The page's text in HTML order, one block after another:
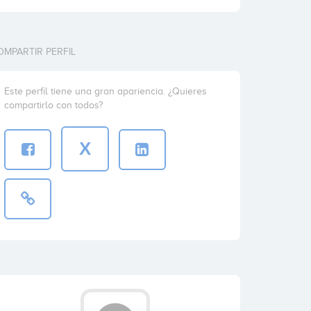
PERFIL
Este perfil tiene una gran apariencia. ¿Quieres
compartirlo con todos?
X